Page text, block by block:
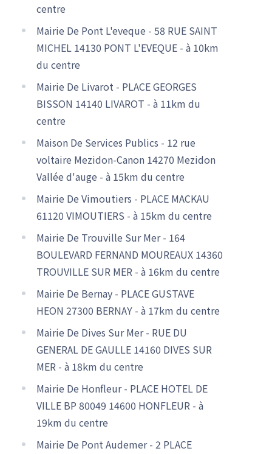
centre
Mairie De Pont L'eveque - 58 RUE SAINT
MICHEL 14130 PONT L'EVEQUE - à 10km
du centre
Mairie De Livarot - PLACE GEORGES
BISSON 14140 LIVAROT - à 11km du
centre
Maison De Services Publics - 12 rue
voltaire Mezidon-Canon 14270 Mezidon
Vallée d'auge - à 15km du centre
Mairie De Vimoutiers - PLACE MACKAU
61120 VIMOUTIERS - à 15km du centre
Mairie De Trouville Sur Mer - 164
BOULEVARD FERNAND MOUREAUX 14360
TROUVILLE SUR MER - à 16km du centre
Mairie De Bernay - PLACE GUSTAVE
HEON 27300 BERNAY - à 17km du centre
Mairie De Dives Sur Mer - RUE DU
GENERAL DE GAULLE 14160 DIVES SUR
MER - à 18km du centre
Mairie De Honfleur - PLACE HOTEL DE
VILLE BP 80049 14600 HONFLEUR - à
19km du centre
Mairie De Pont Audemer - 2 PLACE